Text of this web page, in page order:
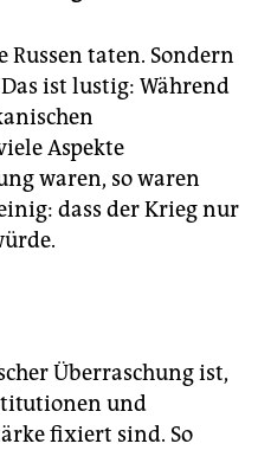
taten. Sondern
ist lustig: Während
Aspekte
waren, so waren
dass der Krieg nur
Überraschung ist,
und
fixiert sind. So